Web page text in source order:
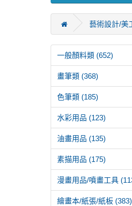
藝術設計/美
一般顏料類 (652)
畫筆類 (368)
色筆類 (185)
水彩用品 (123)
油畫用品 (135)
素描用品 (175)
漫畫用品/噴畫工具
繪畫本/紙張/紙板 (383)